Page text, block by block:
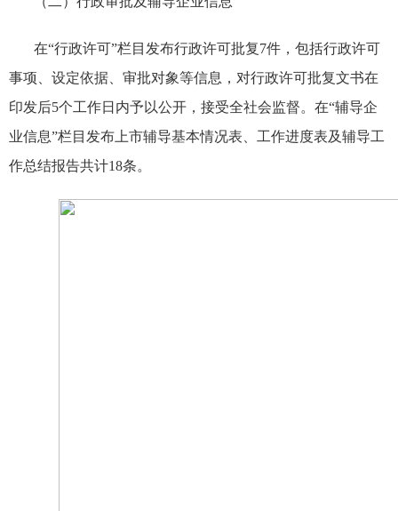
在“行政许可”栏目发布行政许可批复7件，包括行政许可
事项、设定依据、审批对象等信息，对行政许可批复文书在
印发后5个工作日内予以公开，接受全社会监督。在“辅导企
业信息”栏目发布上市辅导基本情况表、工作进度表及辅导工
作总结报告共计18条。